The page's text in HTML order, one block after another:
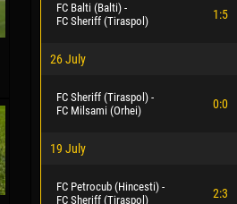
FC Balti (Balti) -
FC Sheriff (Tiraspol)
1:5
26 July
FC Sheriff (Tiraspol) -
FC Milsami (Orhei)
0:0
19 July
FC Petrocub (Hincesti) -
FC Sheriff (Tiraspol)
2:3